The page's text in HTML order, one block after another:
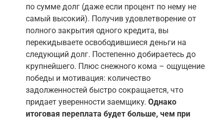
по сумме долг (даже если процент по нему не
самый высокий). Получив удовлетворение от
полного закрытия одного кредита, вы
перекидываете освободившиеся деньги на
следующий долг. Постепенно добираетесь до
крупнейшего. Плюс снежного кома – ощущение
победы и мотивация: количество
задолженностей быстро сокращается, что
придает уверенности заемщику. Однако
итоговая переплата будет больше, чем при